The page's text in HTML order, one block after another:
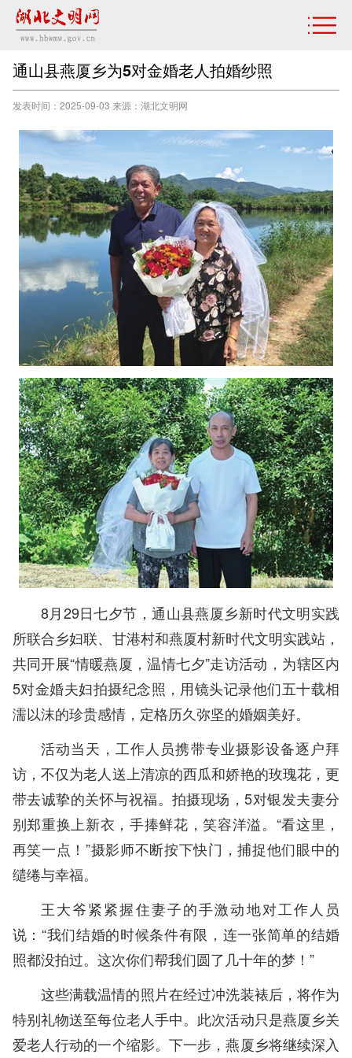
通山县燕厦乡为5对金婚老人拍婚纱照
发表时间：2025-09-03 来源：湖北文明网
8月29日七夕节，通山县燕厦乡新时代文明实践
所联合乡妇联、甘港村和燕厦村新时代文明实践站，
共同开展“情暖燕厦，温情七夕”走访活动，为辖区内
5对金婚夫妇拍摄纪念照，用镜头记录他们五十载相
濡以沫的珍贵感情，定格历久弥坚的婚姻美好。
活动当天，工作人员携带专业摄影设备逐户拜
访，不仅为老人送上清凉的西瓜和娇艳的玫瑰花，更
带去诚挚的关怀与祝福。拍摄现场，5对银发夫妻分
别郑重换上新衣，手捧鲜花，笑容洋溢。“看这里，
再笑一点！”摄影师不断按下快门，捕捉他们眼中的
缱绻与幸福。
王大爷紧紧握住妻子的手激动地对工作人员
说：“我们结婚的时候条件有限，连一张简单的结婚
照都没拍过。这次你们帮我们圆了几十年的梦！”
这些满载温情的照片在经过冲洗装裱后，将作为
特别礼物送至每位老人手中。此次活动只是燕厦乡关
爱老人行动的一个缩影。下一步，燕厦乡将继续深入